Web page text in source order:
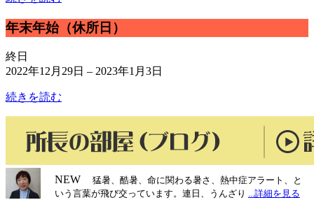
年
末
年
始
所
年末年始（休所日）
終日
2022年12月29日 – 2023年1月3日
続きを読む
NEW
猛暑、酷暑、命に関わる暑さ、熱中症アラート、と
いう言葉が飛び交っています。連日、うんざり ...詳細を見る